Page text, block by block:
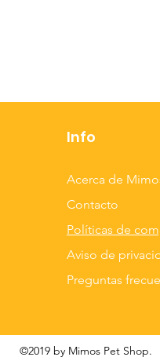
Info
Acerca de
Contacto
Políticas de
Aviso de
Preguntas
©2019 by Mimos Pet Shop.